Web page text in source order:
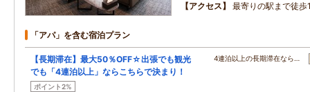
アクセス
最寄りの駅まで徒歩
「アパ」を含む宿泊プラン
【長期滞在】最大50％OFF☆出張でも観光
でも「4連泊以上」ならこちらで決まり！
ポイント2%
4連泊以上の長期滞在なら…